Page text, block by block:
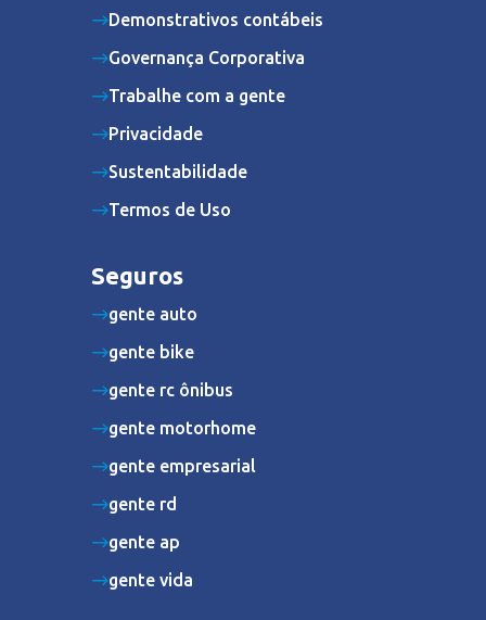
Demonstrativos contábeis
Governança Corporativa
Trabalhe com a gente
Privacidade
Sustentabilidade
Termos de Uso
Seguros
gente auto
gente bike
gente rc ônibus
gente motorhome
gente empresarial
gente rd
gente ap
gente vida